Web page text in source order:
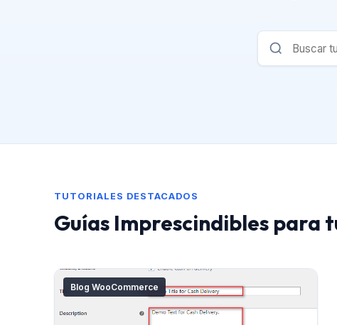
TUTORIALES DESTACADOS
Guías Imprescindibles para
Blog WooCommerce